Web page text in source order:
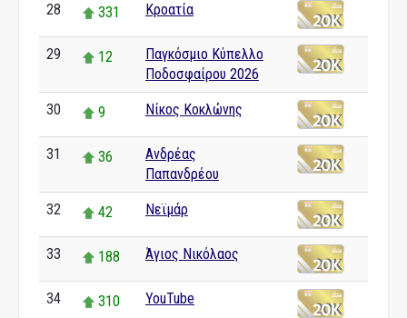
28 331 Κροατία
29 12
Παγκόσμιο Κύπελλο
Ποδοσφαίρου 2026
30 9 Νίκος Κοκλώνης
31 36
Ανδρέας
Παπανδρέου
32 42 Νεϊμάρ
33 188 Άγιος Νικόλαος
34 310 YouTube